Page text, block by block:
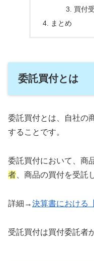
買付
まとめ
委託買付とは
委託買付とは、自社の
することです。
委託買付において、商
者 、商品の買付を受託
詳細→決算書における
受託買付は買付委託者